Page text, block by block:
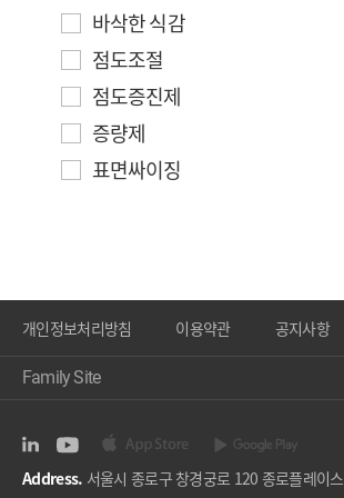
바삭한 식감
점도조절
점도증진제
증량제
표면싸이징
개인정보처리방침 이용약관 공지사항
Family Site
Address. 서울시 종로구 창경궁로 120 종로플레이스